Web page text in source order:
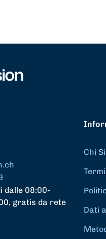
dalle 08:00-
gratis da rete
Chi
Dati